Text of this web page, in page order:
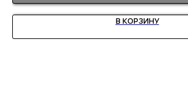
В КОРЗИНУ